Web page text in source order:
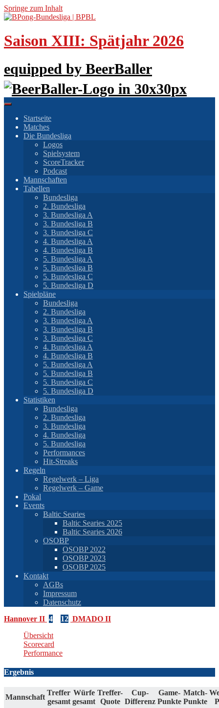
Springe zum Inhalt
Saison XIII: Spätjahr 2026
equipped by BeerBaller
Startseite
Matches
Die Bundesliga
Logos
Spielsystem
ScoreTracker
Podcast
Mannschaften
Tabellen
Bundesliga
2. Bundesliga
3. Bundesliga A
3. Bundesliga B
3. Bundesliga C
4. Bundesliga A
4. Bundesliga B
5. Bundesliga A
5. Bundesliga B
5. Bundesliga C
5. Bundesliga D
Spielpläne
Bundesliga
2. Bundesliga
3. Bundesliga A
3. Bundesliga B
3. Bundesliga C
4. Bundesliga A
4. Bundesliga B
5. Bundesliga A
5. Bundesliga B
5. Bundesliga C
5. Bundesliga D
Statistiken
Bundesliga
2. Bundesliga
3. Bundesliga
4. Bundesliga
5. Bundesliga
Performances
Hit-Streaks
Regeln
Regelwerk – Liga
Regelwerk – Game
Pokal
Events
Baltic Searies
Baltic Searies 2025
Baltic Searies 2026
OSOBP
OSOBP 2022
OSOBP 2023
OSOBP 2025
Kontakt
AGBs
Impressum
Datenschutz
Hannover II 4 12 DMADO II
Übersicht
Scorecard
Performance
Ergebnis
Mannschaft
Treffer
gesamt
Würfe
gesamt
Treffer-
Quote
Cup-
Differenz
Game-
Punkte
Match-
Punkte